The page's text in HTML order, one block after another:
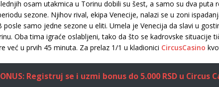
osam utakmica u Torinu dobili su šest, a samo su dva puta
sezone. Njihov rival, ekipa Venecije, nalazi se u zoni
samo jedne sezone u eliti. Umela je Venecija da slavi u
Oba tima igraće oslabljeni, tako da što se kadrovske situacije
već u prvih 45 minuta. Za prelaz 1/1 u kladionici CircusCasino
Registruj se i uzmi bonus do 5.000 RSD u Circus